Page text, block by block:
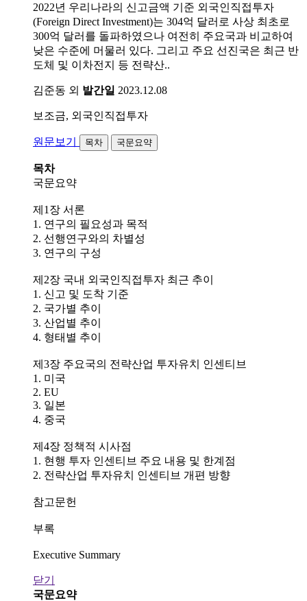
2022년 우리나라의 신고금액 기준 외국인직접투자
(Foreign Direct Investment)는 304억 달러로 사상 최초로
300억 달러를 돌파하였으나 여전히 주요국과 비교하여
낮은 수준에 머물러 있다. 그리고 주요 선진국은 최근 반
도체 및 이차전지 등 전략산..
김준동 외 발간일 2023.12.08
보조금, 외국인직접투자
원문보기 목차 국문요약
목차
국문요약
제1장 서론
1. 연구의 필요성과 목적
2. 선행연구와의 차별성
3. 연구의 구성
제2장 국내 외국인직접투자 최근 추이
1. 신고 및 도착 기준
2. 국가별 추이
3. 산업별 추이
4. 형태별 추이
제3장 주요국의 전략산업 투자유치 인센티브
1. 미국
2. EU
3. 일본
4. 중국
제4장 정책적 시사점
1. 현행 투자 인센티브 주요 내용 및 한계점
2. 전략산업 투자유치 인센티브 개편 방향
참고문헌
부록
Executive Summary
닫기
국문요약